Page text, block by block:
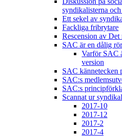
syndikalisterna
Ett sekel av
Fackliga fribrytare
Rescension av
SAC är en dålig
Varför SAC
version
SAC kännetecken
SAC:s
SAC:s
Scannat ur
2017-10
2017-12
2017-2
2017-4